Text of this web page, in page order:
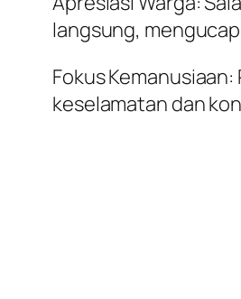
langsung,
Fokus
keselamatan dan